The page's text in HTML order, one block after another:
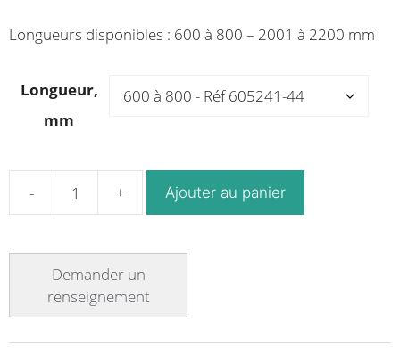
Longueurs disponibles : 600 à 800 – 2001 à 2200 mm
Longueur,
mm
quantité
de
tri
sur-
Ajouter au panier